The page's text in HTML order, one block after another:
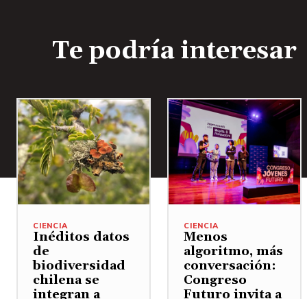
Te podría interesar
CIENCIA
Inéditos datos
de
biodiversidad
chilena se
integran a
CIENCIA
Menos
algoritmo, más
conversación:
Congreso
Futuro invita a